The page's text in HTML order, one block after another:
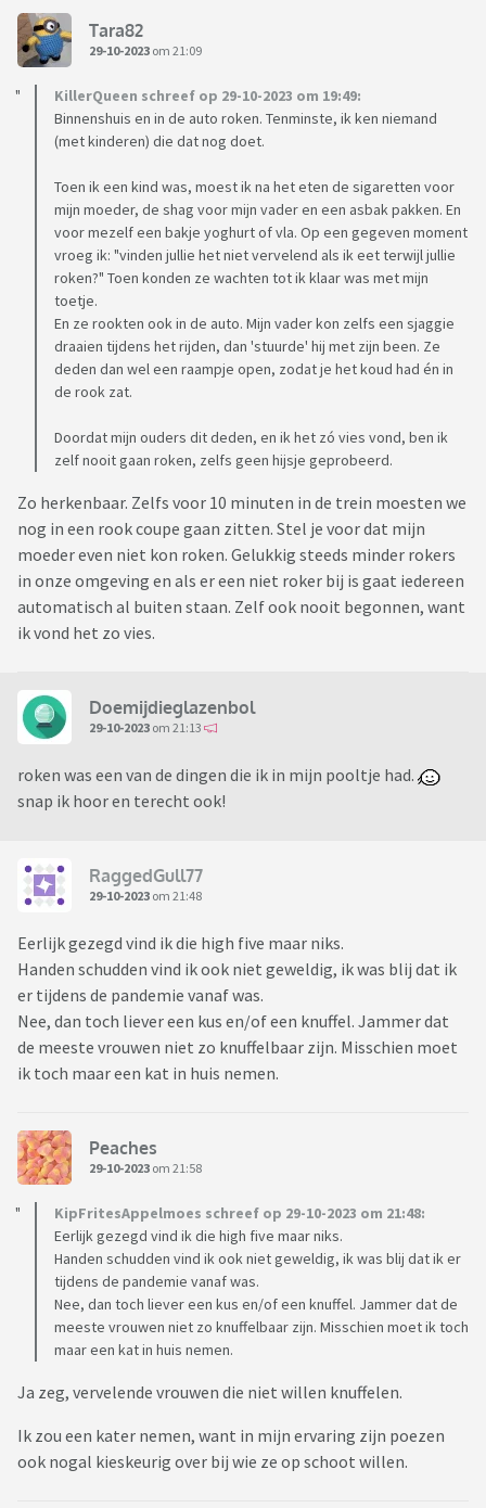
Tara82
29-10-2023 om 21:09
KillerQueen schreef op 29-10-2023 om 19:49:
Binnenshuis en in de auto roken. Tenminste, ik ken niemand
(met kinderen) die dat nog doet.
Toen ik een kind was, moest ik na het eten de sigaretten voor
mijn moeder, de shag voor mijn vader en een asbak pakken. En
voor mezelf een bakje yoghurt of vla. Op een gegeven moment
vroeg ik: "vinden jullie het niet vervelend als ik eet terwijl jullie
roken?" Toen konden ze wachten tot ik klaar was met mijn
toetje.
En ze rookten ook in de auto. Mijn vader kon zelfs een sjaggie
draaien tijdens het rijden, dan 'stuurde' hij met zijn been. Ze
deden dan wel een raampje open, zodat je het koud had én in
de rook zat.
Doordat mijn ouders dit deden, en ik het zó vies vond, ben ik
zelf nooit gaan roken, zelfs geen hijsje geprobeerd.
Zo herkenbaar. Zelfs voor 10 minuten in de trein moesten we
nog in een rook coupe gaan zitten. Stel je voor dat mijn
moeder even niet kon roken. Gelukkig steeds minder rokers
in onze omgeving en als er een niet roker bij is gaat iedereen
automatisch al buiten staan. Zelf ook nooit begonnen, want
ik vond het zo vies.
Doemijdieglazenbol
29-10-2023 om 21:13
roken was een van de dingen die ik in mijn pooltje had.
snap ik hoor en terecht ook!
RaggedGull77
29-10-2023 om 21:48
Eerlijk gezegd vind ik die high five maar niks.
Handen schudden vind ik ook niet geweldig, ik was blij dat ik
er tijdens de pandemie vanaf was.
Nee, dan toch liever een kus en/of een knuffel. Jammer dat
de meeste vrouwen niet zo knuffelbaar zijn. Misschien moet
ik toch maar een kat in huis nemen.
Peaches
29-10-2023 om 21:58
KipFritesAppelmoes schreef op 29-10-2023 om 21:48:
Eerlijk gezegd vind ik die high five maar niks.
Handen schudden vind ik ook niet geweldig, ik was blij dat ik er
tijdens de pandemie vanaf was.
Nee, dan toch liever een kus en/of een knuffel. Jammer dat de
meeste vrouwen niet zo knuffelbaar zijn. Misschien moet ik toch
maar een kat in huis nemen.
Ja zeg, vervelende vrouwen die niet willen knuffelen.
Ik zou een kater nemen, want in mijn ervaring zijn poezen
ook nogal kieskeurig over bij wie ze op schoot willen.